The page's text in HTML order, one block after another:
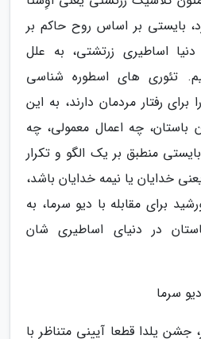
بایستی بر اساس روح حاکم بر
اساطیری زرتشتی، به علل
تئوری های اسطوره شناسی
رفتار مردمان دارند، به این
باستان، چه اعمال معمولی، چه
منطبق بر یک الگو و تکرار
خدایان یا نیمه خدایان باشد،
برای مقابله با دیو سرما، به
در دنیای اساطیری شان
سرما
جشن یلدا قطعا آیینی متناظر با